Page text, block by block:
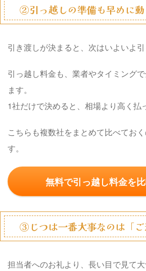
②引っ越しの準備も早めに動
引き渡しが決まると、次はいよいよ引
引っ越し料金も、業者やタイミング
ます。
1社だけで決めると、相場より高く払
こちらも複数社をまとめて比べてお
す。
無料で引っ越し料金を
③じつは一番大事なのは「ご
担当者へのお礼より、長い目で見て大